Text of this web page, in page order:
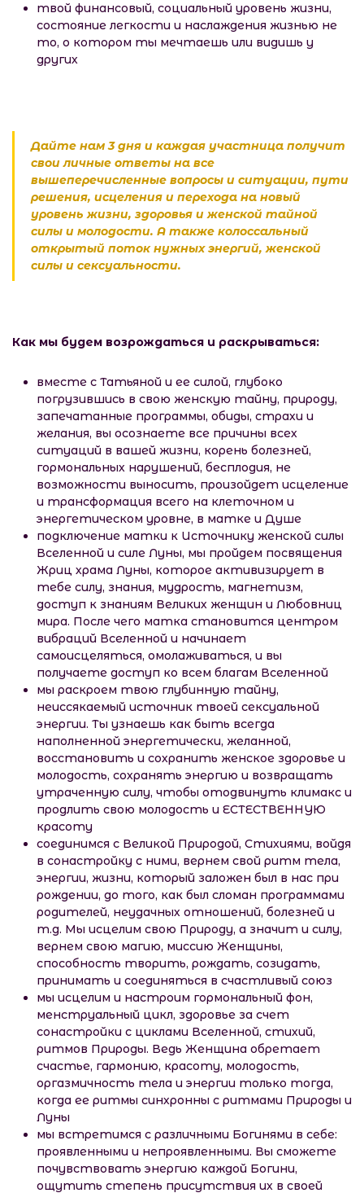
твой финансовый, социальный уровень жизни,
состояние легкости и наслаждения жизнью не
то, о котором ты мечтаешь или видишь у
других
Дайте нам 3 дня и каждая участница получит
свои личные ответы на все
вышеперечисленные вопросы и ситуации, пути
решения, исцеления и перехода на новый
уровень жизни, здоровья и женской тайной
силы и молодости. А также колоссальный
открытый поток нужных энергий, женской
силы и сексуальности.
Как мы будем возрождаться и раскрываться:
вместе с Татьяной и ее силой, глубоко
погрузившись в свою женскую тайну, природу,
запечатанные программы, обиды, страхи и
желания, вы осознаете все причины всех
ситуаций в вашей жизни, корень болезней,
гормональных нарушений, бесплодия, не
возможности выносить, произойдет исцеление
и трансформация всего на клеточном и
энергетическом уровне, в матке и Душе
подключение матки к Источнику женской силы
Вселенной и силе Луны, мы пройдем посвящения
Жриц храма Луны, которое активизирует в
тебе силу, знания, мудрость, магнетизм,
доступ к знаниям Великих женщин и Любовниц
мира. После чего матка становится центром
вибраций Вселенной и начинает
самоисцеляться, омолаживаться, и вы
получаете доступ ко всем благам Вселенной
мы раскроем твою глубинную тайну,
неиссякаемый источник твоей сексуальной
энергии. Ты узнаешь как быть всегда
наполненной энергетически, желанной,
восстановить и сохранить женское здоровье и
молодость, сохранять энергию и возвращать
утраченную силу, чтобы отодвинуть климакс и
продлить свою молодость и ЕСТЕСТВЕННУЮ
красоту
соединимся с Великой Природой, Стихиями, войдя
в сонастройку с ними, вернем свой ритм тела,
энергии, жизни, который заложен был в нас при
рождении, до того, как был сломан программами
родителей, неудачных отношений, болезней и
т.д. Мы исцелим свою Природу, а значит и силу,
вернем свою магию, миссию Женщины,
способность творить, рождать, созидать,
принимать и соединяться в счастливый союз
мы исцелим и настроим гормональный фон,
менструальный цикл, здоровье за счет
сонастройки с циклами Вселенной, стихий,
ритмов Природы. Ведь Женщина обретает
счастье, гармонию, красоту, молодость,
оргазмичность тела и энергии только тогда,
когда ее ритмы синхронны с ритмами Природы и
Луны
мы встретимся с различными Богинями в себе:
проявленными и непроявленными. Вы сможете
почувствовать энергию каждой Богини,
ощутить степень присутствия их в своей